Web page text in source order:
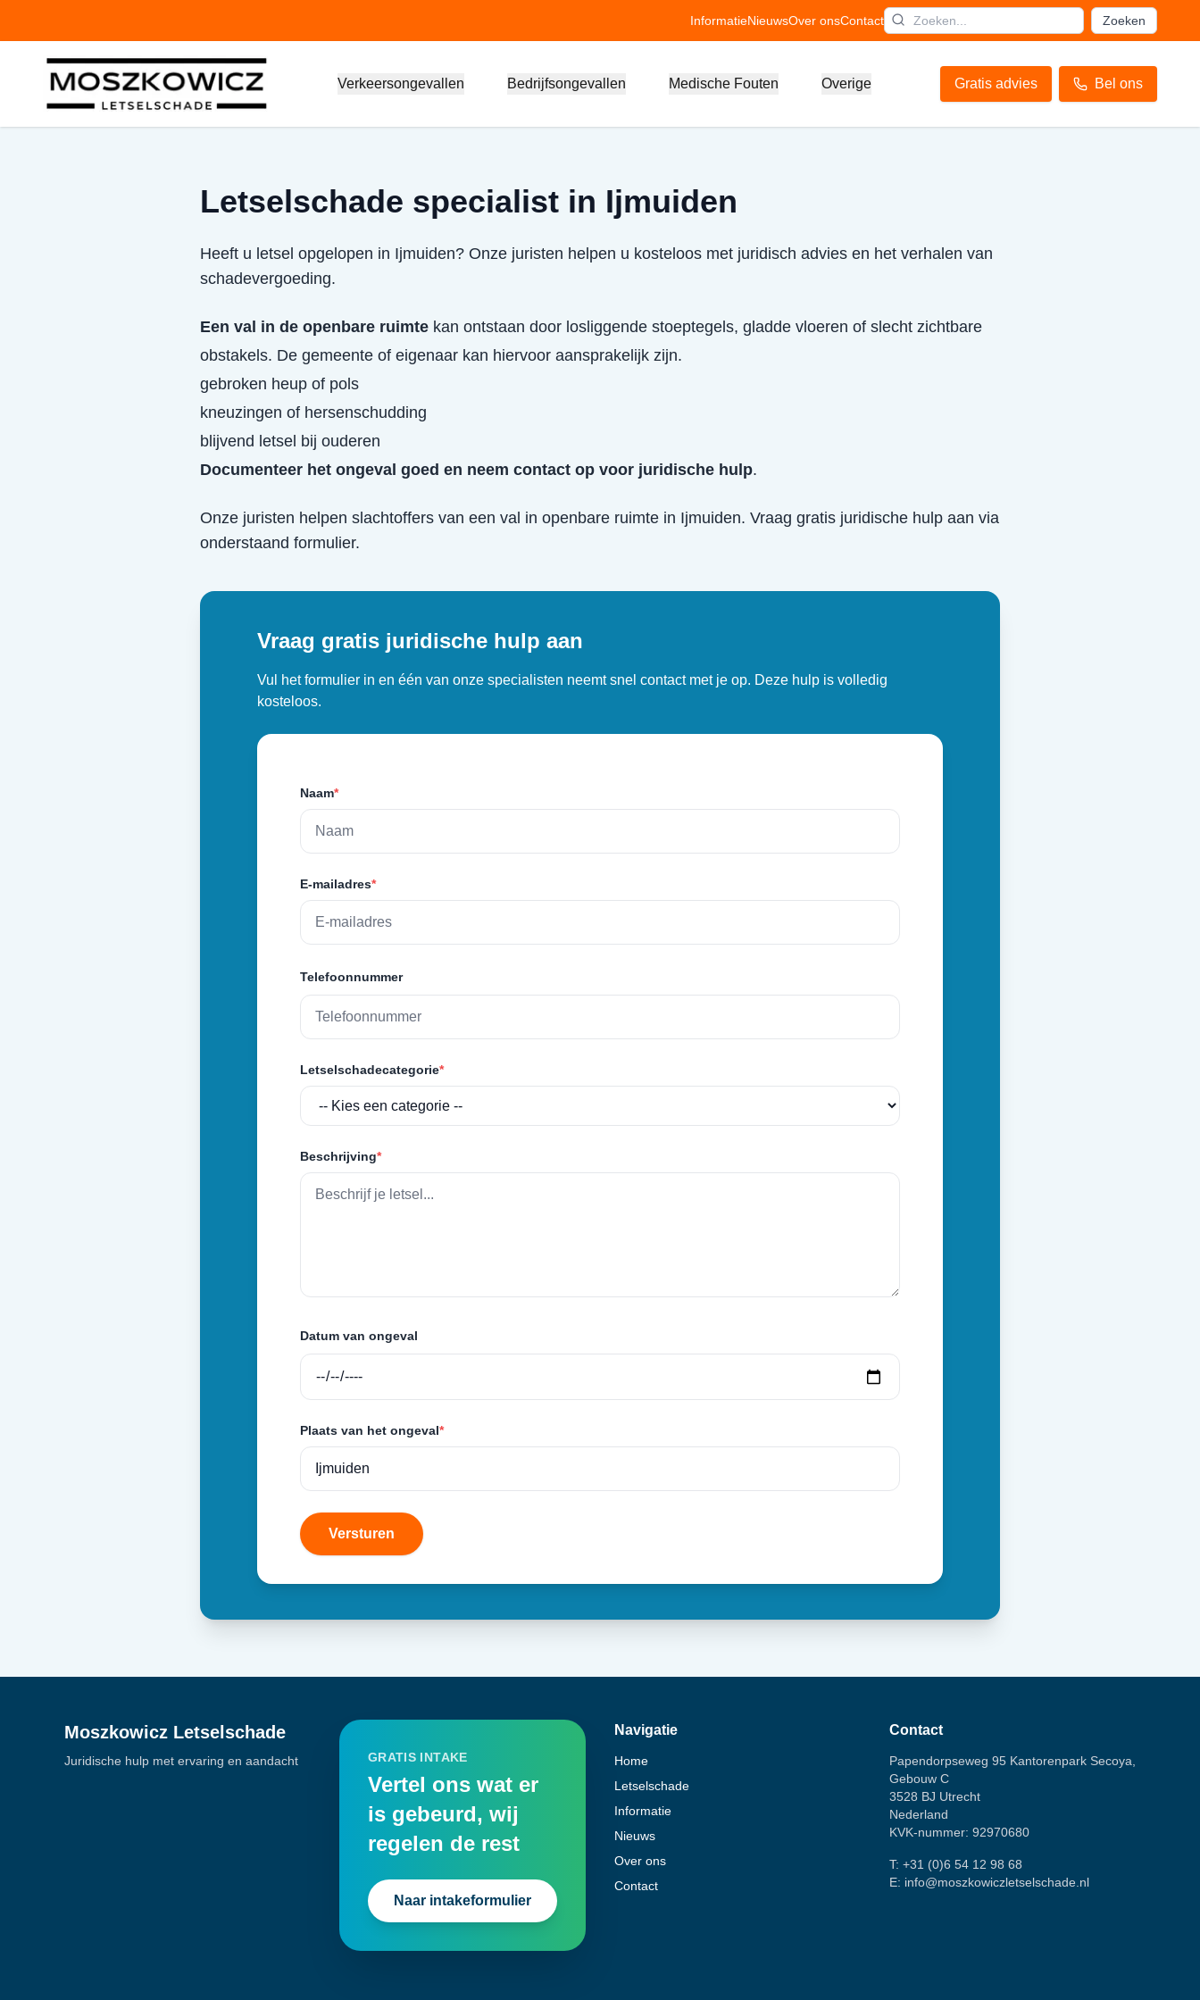
InformatieNieuwsOver onsContact Zoeken
Verkeersongevallen Bedrijfsongevallen Medische Fouten Overige Gratis advies Bel ons
Letselschade specialist in Ijmuiden
Heeft u letsel opgelopen in Ijmuiden? Onze juristen helpen u kosteloos met juridisch advies en het verhalen van
schadevergoeding.
Een val in de openbare ruimte kan ontstaan door losliggende stoeptegels, gladde vloeren of slecht zichtbare
obstakels. De gemeente of eigenaar kan hiervoor aansprakelijk zijn.
gebroken heup of pols
kneuzingen of hersenschudding
blijvend letsel bij ouderen
Documenteer het ongeval goed en neem contact op voor juridische hulp.
Onze juristen helpen slachtoffers van een val in openbare ruimte in Ijmuiden. Vraag gratis juridische hulp aan via
onderstaand formulier.
Vraag gratis juridische hulp aan
Vul het formulier in en één van onze specialisten neemt snel contact met je op. Deze hulp is volledig
kosteloos.
Naam*
E-mailadres*
Telefoonnummer
Letselschadecategorie*
Beschrijving*
Datum van ongeval
Plaats van het ongeval*
Versturen
Moszkowicz Letselschade
Juridische hulp met ervaring en aandacht GRATIS INTAKE
Vertel ons wat er
is gebeurd, wij
regelen de rest
Naar intakeformulier
Navigatie
Home
Letselschade
Informatie
Nieuws
Over ons
Contact
Contact
Papendorpseweg 95 Kantorenpark Secoya,
Gebouw C
3528 BJ Utrecht
Nederland
KVK-nummer: 92970680
T: +31 (0)6 54 12 98 68
E: info@moszkowiczletselschade.nl